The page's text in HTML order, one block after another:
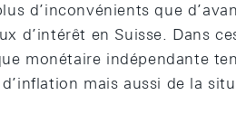
d’inconvénients que
d’intérêt en Suisse. Dans
monétaire indépendante
mais aussi de la